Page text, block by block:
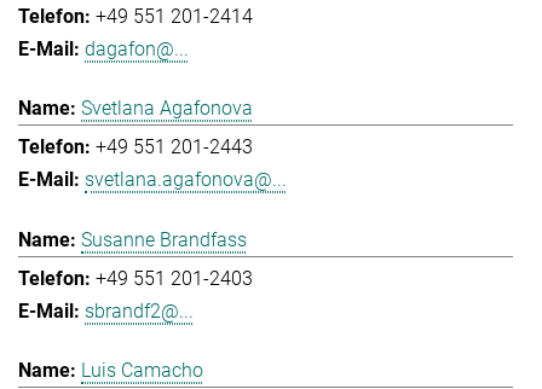
+49 551 201-2414
dagafon@...
Svetlana Agafonova
+49 551 201-2443
svetlana.agafonova@...
Susanne Brandfass
+49 551 201-2403
sbrandf2@...
Luis Camacho